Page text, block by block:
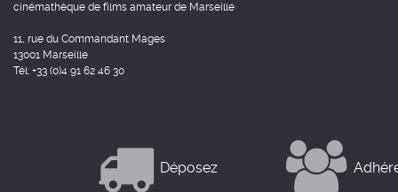
cinémathèque de films amateur de Marseille
11, rue du Commandant Mages
13001 Marseille
Tél: +33 (0)4 91 62 46 30
Déposez